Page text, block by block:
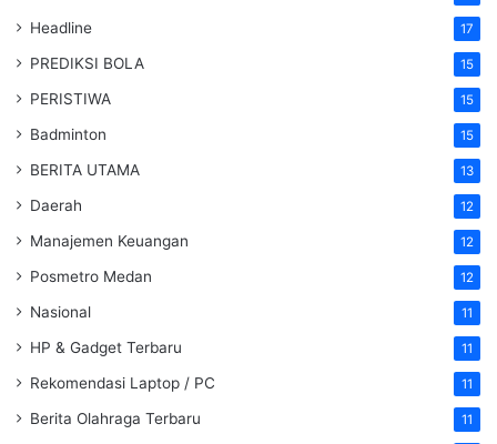
Headline 17
PREDIKSI BOLA 15
PERISTIWA 15
Badminton 15
BERITA UTAMA 13
Daerah 12
Manajemen Keuangan 12
Posmetro Medan 12
Nasional 11
HP & Gadget Terbaru 11
Rekomendasi Laptop / PC 11
Berita Olahraga Terbaru 11